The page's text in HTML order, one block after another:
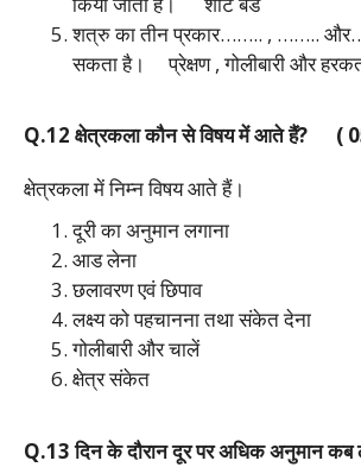
शत्रु का तीन प्रकार…….. , ……..
सकता है।प्रेक्षण , गोलीबारी और
Q.12 क्षेत्रकला कौन से विषय में आते हैं? (
क्षेत्रकला में निम्न विषय आते हैं।
दूरी का अनुमान लगाना
आड लेना
छलावरण एवं छिपाव
लक्ष्य को पहचानना तथा संकेत देना
गोलीबारी और चालें
क्षेत्र संकेत
Q.13 दिन के दौरान दूर पर अधिक अनुमान कब